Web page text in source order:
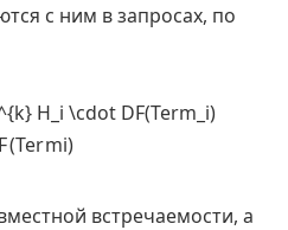
с ним в запросах, по
H_i \cdot DF(Term_i)
F(Termi)
встречаемости, а